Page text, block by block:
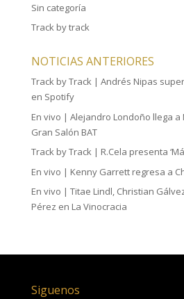
Sin categoría
Track by track
NOTICIAS ANTERIORES
Track by Track | Andrés Nipas
en Spotify
En vivo | Alejandro Londoño llega
Gran Salón BAT
Track by Track | R.Cela presenta
En vivo | Kenny Garrett regresa a
En vivo | Titae Lindl, Christian
Pérez en La Vinocracia
Siguenos